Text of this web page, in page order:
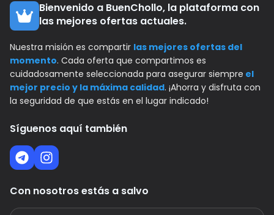
Bienvenido a BuenChollo, la plataforma con
las mejores ofertas actuales.
Nuestra misión es compartir las mejores ofertas del
momento. Cada oferta que compartimos es
cuidadosamente seleccionada para asegurar siempre el
mejor precio y la máxima calidad. ¡Ahorra y disfruta con
la seguridad de que estás en el lugar indicado!
Síguenos aquí también
Con nosotros estás a salvo